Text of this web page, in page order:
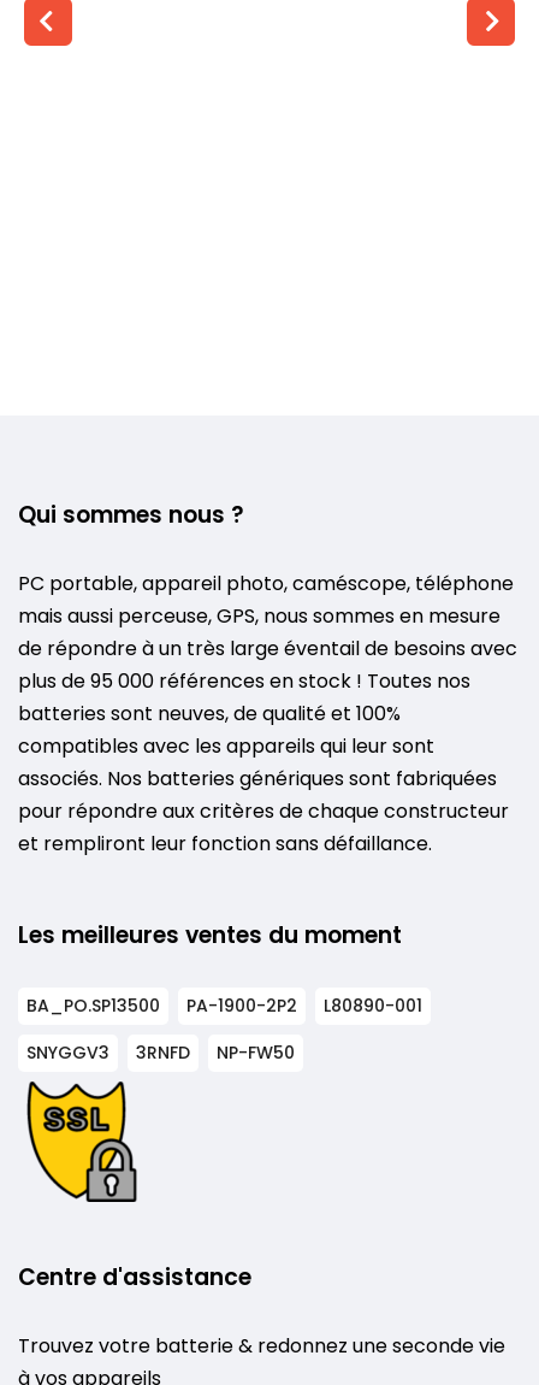
Qui sommes nous ?
PC portable, appareil photo, caméscope, téléphone
mais aussi perceuse, GPS, nous sommes en mesure
de répondre à un très large éventail de besoins avec
plus de 95 000 références en stock ! Toutes nos
batteries sont neuves, de qualité et 100%
compatibles avec les appareils qui leur sont
associés. Nos batteries génériques sont fabriquées
pour répondre aux critères de chaque constructeur
et rempliront leur fonction sans défaillance.
Les meilleures ventes du moment
BA_PO.SP13500 PA-1900-2P2
L80890-001
SNYGGV3
3RNFD NP-FW50
Centre d'assistance
Trouvez votre batterie & redonnez une seconde vie
à vos appareils